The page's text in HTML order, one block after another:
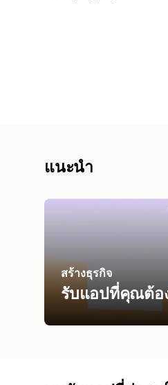
แนะนำ
สร้างธุรกิจ
รับแอปที่คุณต้อ